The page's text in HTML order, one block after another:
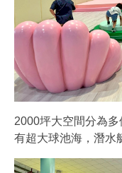
2000坪大空間分為多
有超大球池海，潛水